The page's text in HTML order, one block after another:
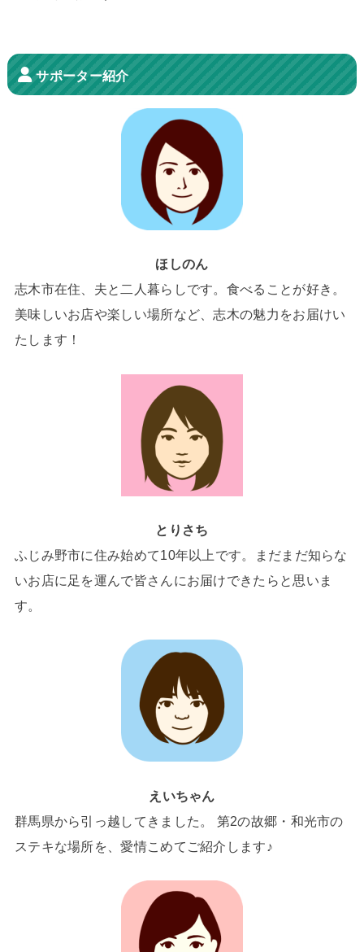
サポーター紹介
ほしのん
志木市在住、夫と二人暮らしです。食べることが好き。
美味しいお店や楽しい場所など、志木の魅力をお届けい
たします！
とりさち
ふじみ野市に住み始めて10年以上です。まだまだ知らな
いお店に足を運んで皆さんにお届けできたらと思いま
す。
えいちゃん
群馬県から引っ越してきました。 第2の故郷・和光市の
ステキな場所を、愛情こめてご紹介します♪